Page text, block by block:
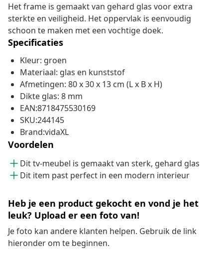
Het frame is gemaakt van gehard glas voor extra
sterkte en veiligheid. Het oppervlak is eenvoudig
schoon te maken met een vochtige doek.
Specificaties
Kleur: groen
Materiaal: glas en kunststof
Afmetingen: 80 x 30 x 13 cm (L x B x H)
Dikte glas: 8 mm
EAN:8718475530169
SKU:244145
Brand:vidaXL
Voordelen
Dit tv-meubel is gemaakt van sterk, gehard glas
Dit item past perfect in een modern interieur
Heb je een product gekocht en vond je het
leuk? Upload er een foto van!
Je foto kan andere klanten helpen. Gebruik de link
hieronder om te beginnen.